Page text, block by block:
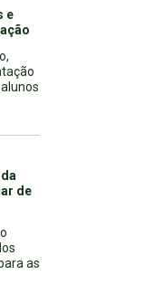
e
de
as